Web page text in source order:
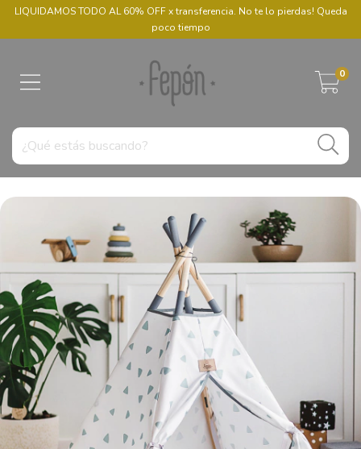
LIQUIDAMOS TODO AL 60% OFF x transferencia. No te lo pierdas! Queda
poco tiempo
0